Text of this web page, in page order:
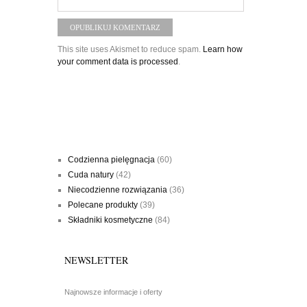
This site uses Akismet to reduce spam. Learn how
your comment data is processed
Codzienna pielęgnacja (60)
Cuda natury (42)
Niecodzienne rozwiązania (36)
Polecane produkty (39)
Składniki kosmetyczne (84)
NEWSLETTER
Najnowsze informacje i oferty